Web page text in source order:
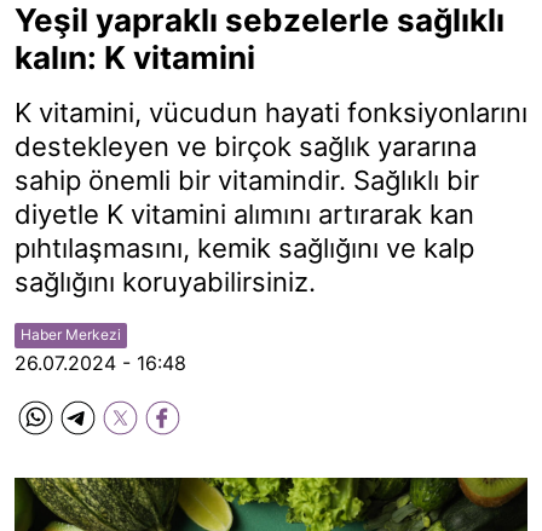
Yeşil yapraklı sebzelerle sağlıklı
kalın: K vitamini
K vitamini, vücudun hayati fonksiyonlarını
destekleyen ve birçok sağlık yararına
sahip önemli bir vitamindir. Sağlıklı bir
diyetle K vitamini alımını artırarak kan
pıhtılaşmasını, kemik sağlığını ve kalp
sağlığını koruyabilirsiniz.
Haber Merkezi
26.07.2024 - 16:48